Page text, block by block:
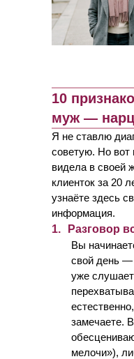
10
муж —
Я не ставлю
советую. Но вот
видела в своей
клиенток за 20
узнаёте здесь
информация.
1.
Разговор
Вы
свой день —
уже
замечаете.
мелочи»),